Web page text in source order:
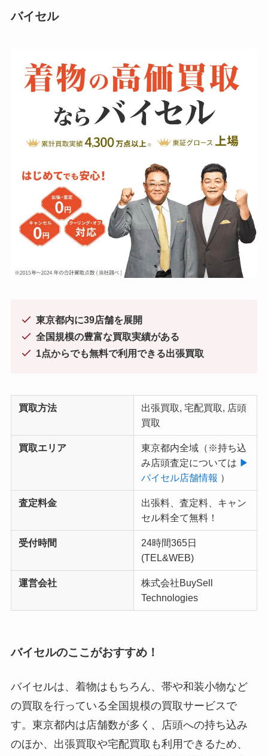
バイセル
東京都内に39店舗を展開
全国規模の豊富な買取実績がある
1点からでも無料で利用できる出張買取
買取方法
出張買取, 宅配買取, 店頭
買取
買取エリア 東京都内全域（ ※持ち込
み店頭査定については ▶︎
バイセル店舗情報 ）
査定料金
出張料、査定料、キャン
セル料全て無料！
受付時間
24時間365日
(TEL&WEB)
運営会社
株式会社BuySell
Technologies
バイセルのここがおすすめ！
バイセルは、着物はもちろん、帯や和装小物など
の買取を行っている全国規模の買取サービスで
す。東京都内は店舗数が多く、店頭への持ち込み
のほか、出張買取や宅配買取も利用できるため、